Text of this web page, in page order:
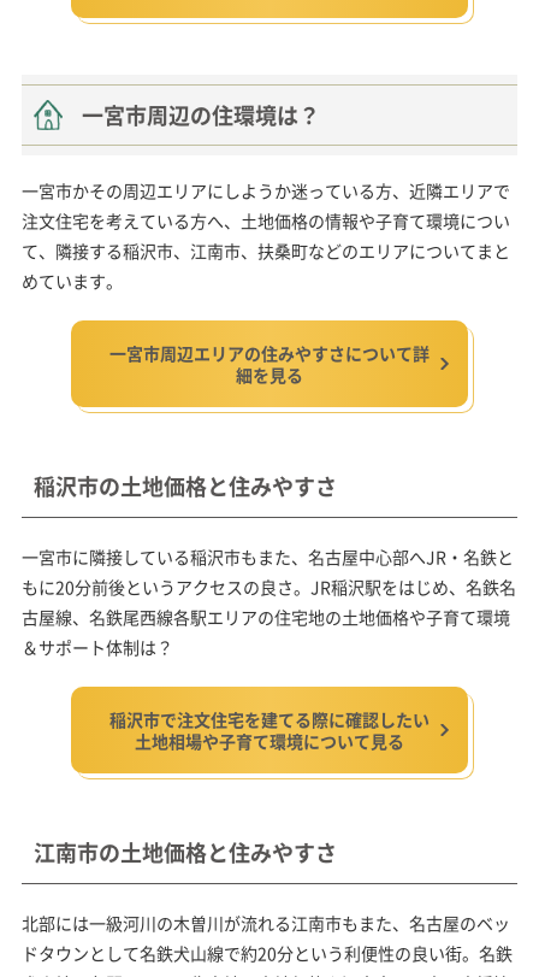
一宮市周辺の住環境は？
一宮市かその周辺エリアにしようか迷っている方、近隣エリアで
注文住宅を考えている方へ、土地価格の情報や子育て環境につい
て、隣接する稲沢市、江南市、扶桑町などのエリアについてまと
めています。
一宮市周辺エリアの住みやすさについて詳
細を見る
稲沢市の土地価格と住みやすさ
一宮市に隣接している稲沢市もまた、名古屋中心部へJR・名鉄と
もに20分前後というアクセスの良さ。JR稲沢駅をはじめ、名鉄名
古屋線、名鉄尾西線各駅エリアの住宅地の土地価格や子育て環境
＆サポート体制は？
稲沢市で注文住宅を建てる際に確認したい
土地相場や子育て環境について見る
江南市の土地価格と住みやすさ
北部には一級河川の木曽川が流れる江南市もまた、名古屋のベッ
ドタウンとして名鉄犬山線で約20分という利便性の良い街。名鉄